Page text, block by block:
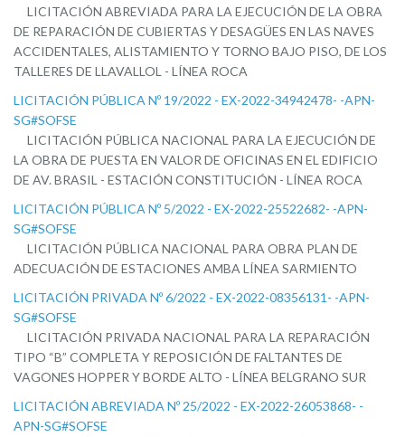
LICITACIÓN ABREVIADA PARA LA EJECUCIÓN DE LA OBRA
DE REPARACIÓN DE CUBIERTAS Y DESAGÜES EN LAS NAVES
ACCIDENTALES, ALISTAMIENTO Y TORNO BAJO PISO, DE LOS
TALLERES DE LLAVALLOL - LÍNEA ROCA
LICITACIÓN PÚBLICA Nº 19/2022 - EX-2022-34942478- -APN-
SG#SOFSE
LICITACIÓN PÚBLICA NACIONAL PARA LA EJECUCIÓN DE
LA OBRA DE PUESTA EN VALOR DE OFICINAS EN EL EDIFICIO
DE AV. BRASIL - ESTACIÓN CONSTITUCIÓN - LÍNEA ROCA
LICITACIÓN PÚBLICA Nº 5/2022 - EX-2022-25522682- -APN-
SG#SOFSE
LICITACIÓN PÚBLICA NACIONAL PARA OBRA PLAN DE
ADECUACIÓN DE ESTACIONES AMBA LÍNEA SARMIENTO
LICITACIÓN PRIVADA Nº 6/2022 - EX-2022-08356131- -APN-
SG#SOFSE
LICITACIÓN PRIVADA NACIONAL PARA LA REPARACIÓN
TIPO “B” COMPLETA Y REPOSICIÓN DE FALTANTES DE
VAGONES HOPPER Y BORDE ALTO - LÍNEA BELGRANO SUR
LICITACIÓN ABREVIADA Nº 25/2022 - EX-2022-26053868- -
APN-SG#SOFSE